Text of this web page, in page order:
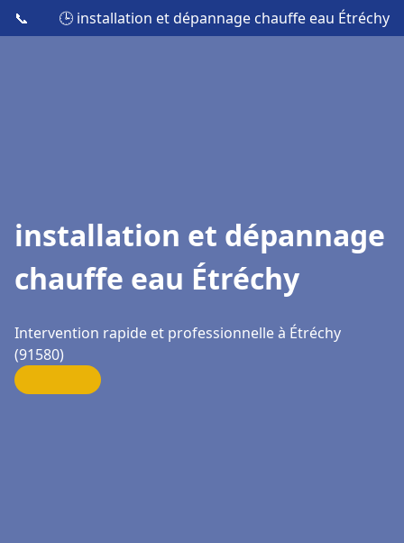
📞 🕒 installation et dépannage chauffe eau Étréchy
installation et dépannage
chauffe eau Étréchy
Intervention rapide et professionnelle à Étréchy
(91580)